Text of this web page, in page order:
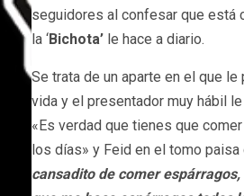
seguidores al confesar que está
la ‘Bichota’ le hace a diario.
Se trata de un aparte en el que le
vida y el presentador muy hábil
«Es verdad que tienes que
los días» y Feid en el tomo paisa
cansadito de comer